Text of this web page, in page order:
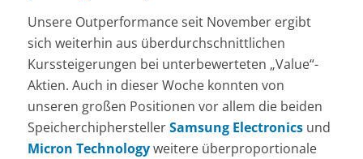
Unsere Outperformance seit November ergibt
sich weiterhin aus überdurchschnittlichen
Kurssteigerungen bei unterbewerteten „Value“-
Aktien. Auch in dieser Woche konnten von
unseren großen Positionen vor allem die beiden
SpeicherchipherstellerSamsung Electronicsund
Micron Technologyweitere überproportionale